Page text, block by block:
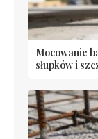
Mocowanie
słupków i